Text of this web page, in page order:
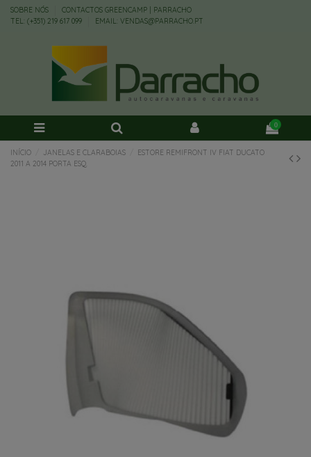
SOBRE NÓS
CONTACTOS GREENCAMP | PARRACHO
TEL: (+351) 219 617 099
EMAIL: VENDAS@PARRACHO.PT
0
INÍCIO JANELAS E CLARABOIAS
ESTORE REMIFRONT IV FIAT DUCATO
2011 A 2014 PORTA ESQ.